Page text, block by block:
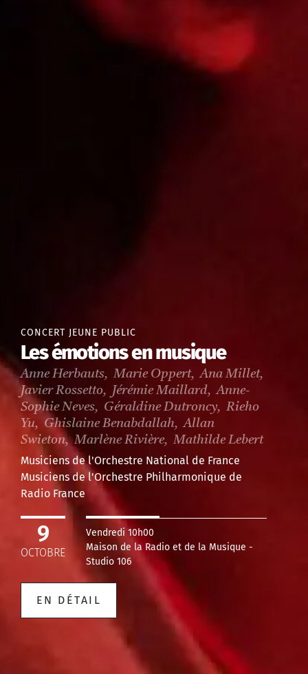
CONCERT JEUNE PUBLIC
Les émotions en musique
Anne Herbauts, Marie Oppert, Ana Millet,
Javier Rossetto, Jérémie Maillard, Anne-
Sophie Neves, Géraldine Dutroncy, Rieho
Yu, Ghislaine Benabdallah, Allan
Swieton, Marlène Rivière, Mathilde Lebert
Musiciens de l'Orchestre National de France
Musiciens de l'Orchestre Philharmonique de
Radio France
9
OCTOBRE
Vendredi 10h00
Maison de la Radio et de la Musique -
Studio 106
EN DÉTAIL